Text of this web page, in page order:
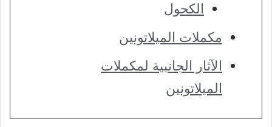
الكحول
مكملات الميلاتونين
الآثار الجانبية لمكملات
الميلاتونين